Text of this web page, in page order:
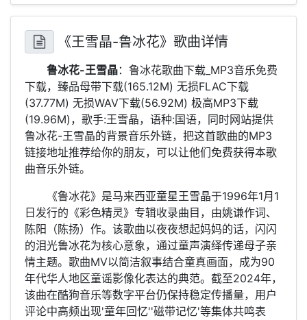
《王雪晶-鲁冰花》歌曲详情
鲁冰花-王雪晶：鲁冰花歌曲下载_MP3音乐免费
下载，臻品母带下载(165.12M) 无损FLAC下载
(37.77M) 无损WAV下载(56.92M) 极高MP3下载
(19.96M)，歌手:王雪晶，语种:国语，同时网站提供
鲁冰花-王雪晶的背景音乐外链，把这首歌曲的MP3
链接地址推荐给你的朋友，可以让他们免费获得本歌
曲音乐外链。
《鲁冰花》是马来西亚童星王雪晶于1996年1月1
日发行的《彩色精灵》专辑收录曲目，由姚谦作词、
陈阳（陈扬）作。该歌曲以夜夜想起妈妈的话，闪闪
的泪光鲁冰花为核心意象，通过童声演绎传递母子亲
情主题。歌曲MV以简洁叙事结合童真画面，成为90
年代华人地区童谣影像化表达的典范。截至2024年，
该曲在酷狗音乐等数字平台仍保持稳定传播量，用户
评论中高频出现'童年回忆''磁带记忆'等集体共鸣表